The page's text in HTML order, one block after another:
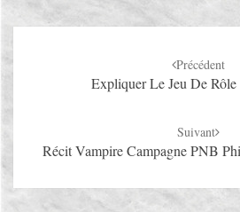
Précédent
Expliquer Le Jeu De
Suivant
Récit Vampire Campagne PNB